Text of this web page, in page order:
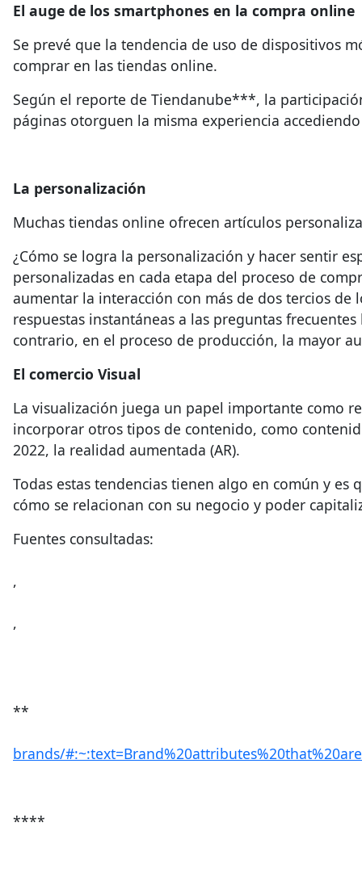
El auge de los smartphones en la compra online
Se prevé que la tendencia de uso de dispositivos
comprar en las tiendas online.
Según el reporte de Tiendanube***, la
páginas otorguen la misma experiencia
La personalización
Muchas tiendas online ofrecen artículos
¿Cómo se logra la personalización y hacer sentir
personalizadas en cada etapa del proceso de
aumentar la interacción con más de dos tercios
respuestas instantáneas a las preguntas
contrario, en el proceso de producción, la mayor
El comercio Visual
La visualización juega un papel importante como
incorporar otros tipos de contenido, como
2022, la realidad aumentada (AR).
Todas estas tendencias tienen algo en común y
cómo se relacionan con su negocio y poder
Fuentes consultadas:
,
,
**
brands/
****